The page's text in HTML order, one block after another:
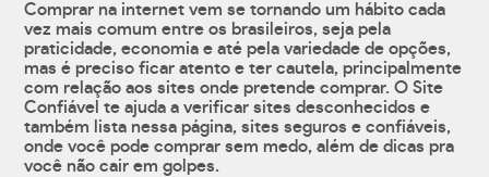
Comprar na internet vem se tornando um hábito cada
vez mais comum entre os brasileiros, seja pela
praticidade, economia e até pela variedade de opções,
mas é preciso ficar atento e ter cautela, principalmente
com relação aos sites onde pretende comprar. O Site
Confiável te ajuda a verificar sites desconhecidos e
também lista nessa página, sites seguros e confiáveis,
onde você pode comprar sem medo, além de dicas pra
você não cair em golpes.